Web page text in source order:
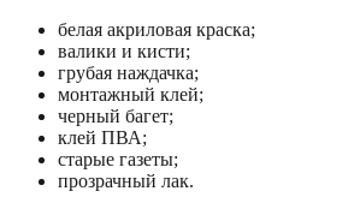
белая акриловая краска;
валики и кисти;
грубая наждачка;
монтажный клей;
черный багет;
клей ПВА;
старые газеты;
прозрачный лак.